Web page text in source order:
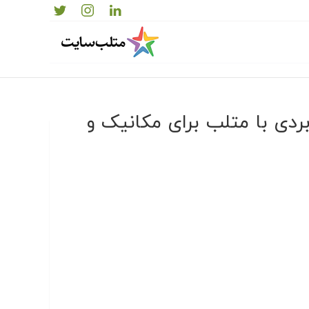
با متلب برای مکانیک و